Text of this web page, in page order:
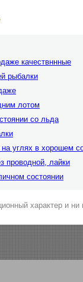
качествннные
рыбалки
лотом
со льда
углях в хорошем
проводной, лайки
состоянии
характер и ни